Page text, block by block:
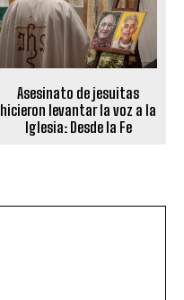
Asesinato de jesuitas
hicieron levantar la voz a la
Iglesia: Desde la Fe